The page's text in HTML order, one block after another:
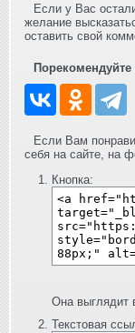
Если у Вас
желание
оставить свой
Порекомендуйте
Если Вам
себя на сайте, на
Кнопка:
Она выглядит
Текстовая